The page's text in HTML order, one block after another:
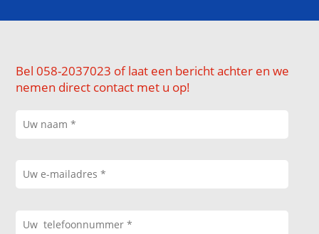
Bel 058-2037023 of laat een bericht achter en we
nemen direct contact met u op!